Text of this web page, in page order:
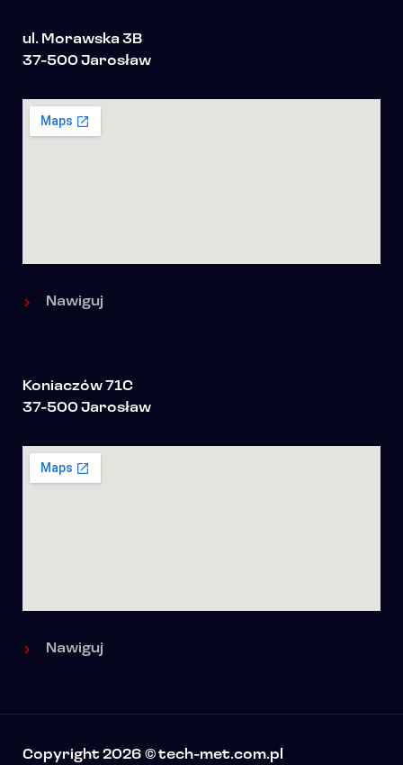
ul. Morawska 3B
37-500 Jarosław
Nawiguj
Koniaczów 71C
37-500 Jarosław
Nawiguj
Copyright 2026 © tech-met.com.pl